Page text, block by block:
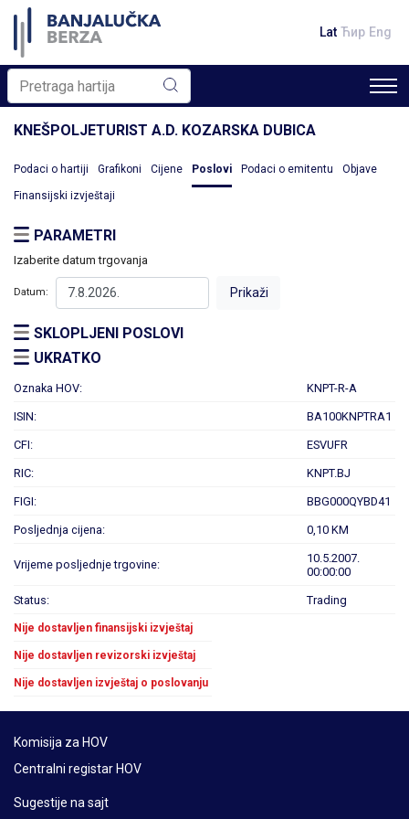
Lat Ћир Eng
KNEŠPOLJETURIST A.D. KOZARSKA DUBICA
Podaci o hartiji Grafikoni Cijene Poslovi Podaci o emitentu Objave
Finansijski izvještaji
PARAMETRI
Izaberite datum trgovanja
Datum:
SKLOPLJENI POSLOVI
UKRATKO
Oznaka HOV: KNPT-R-A
ISIN: BA100KNPTRA1
CFI: ESVUFR
RIC: KNPT.BJ
FIGI: BBG000QYBD41
Posljednja cijena: 0,10 KM
Vrijeme posljednje trgovine:
10.5.2007.
00:00:00
Status: Trading
Nije dostavljen finansijski izvještaj
Nije dostavljen revizorski izvještaj
Nije dostavljen izvještaj o poslovanju
Komisija za HOV
Centralni registar HOV
Sugestije na sajt